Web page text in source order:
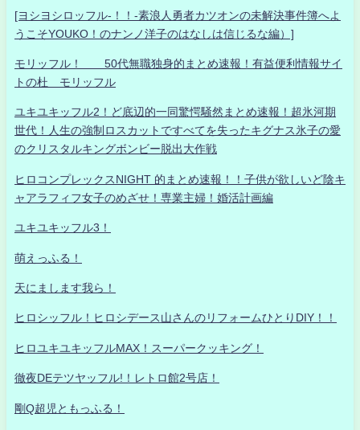
[ヨシヨシロッフル-！！-素浪人勇者カツオンの未解決事件簿へよ
うこそYOUKO！のナンノ洋子のはなしは信じるな編）]
モリッフル！ 50代無職独身的まとめ速報！有益便利情報サイ
トの杜 モリッフル
ユキユキッフル2！ど底辺的一同驚愕騒然まとめ速報！超氷河期
世代！人生の強制ロスカットですべてを失ったキグナス氷子の愛
のクリスタルキングボンビー脱出大作戦
ヒロコンプレックスNIGHT 的まとめ速報！！子供が欲しいど陰キ
ャアラフィフ女子のめざせ！専業主婦！婚活計画編
ユキユキッフル3！
萌えっふる！
天にまします我ら！
ヒロシッフル！ヒロシデース山さんのリフォームひとりDIY！！
ヒロユキユキッフルMAX！スーパークッキング！
徹夜DEテツヤッフル!！レトロ館2号店！
剛Q超児ともっふる！